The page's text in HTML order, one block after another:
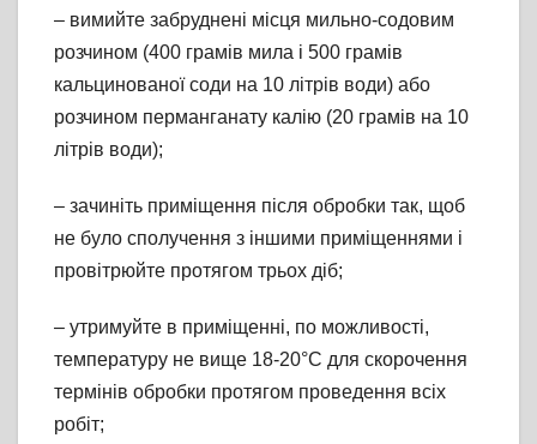
– вимийте забруднені місця мильно-содовим
розчином (400 грамів мила і 500 грамів
кальцинованої соди на 10 літрів води) або
розчином перманганату калію (20 грамів на 10
літрів води);
– зачиніть приміщення після обробки так, щоб
не було сполучення з іншими приміщеннями і
провітрюйте протягом трьох діб;
– утримуйте в приміщенні, по можливості,
температуру не вище 18-20°С для скорочення
термінів обробки протягом проведення всіх
робіт;